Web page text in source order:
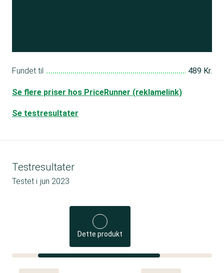
Fundet til 489 Kr.
Se flere priser hos PriceRunner (reklamelink)
Se testresultater
Testresultater
Testet i jun 2023
Dette produkt